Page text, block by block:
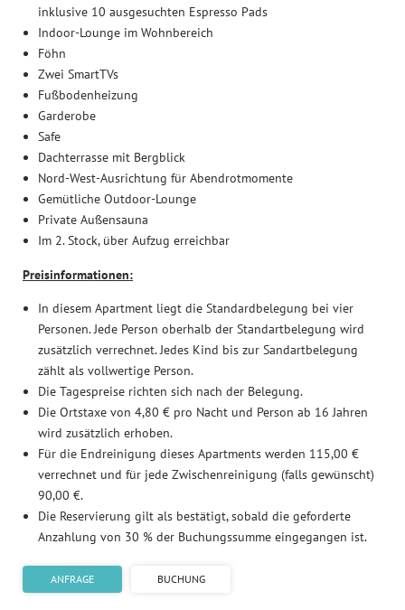
Berge erleben
Richtig entspannen
inklusive 10 ausgesuchten Espresso Pads
Indoor-Lounge im Wohnbereich
Föhn
Zwei SmartTVs
Fußbodenheizung
Garderobe
Safe
Dachterrasse mit Bergblick
Nord-West-Ausrichtung für Abendrotmomente
Gemütliche Outdoor-Lounge
Private Außensauna
Im 2. Stock, über Aufzug erreichbar
Preisinformationen:
In diesem Apartment liegt die Standardbelegung bei vier
Personen. Jede Person oberhalb der Standartbelegung wird
zusätzlich verrechnet. Jedes Kind bis zur Sandartbelegung
zählt als vollwertige Person.
Die Tagespreise richten sich nach der Belegung.
Die Ortstaxe von 4,80 € pro Nacht und Person ab 16 Jahren
wird zusätzlich erhoben.
Für die Endreinigung dieses Apartments werden 115,00 €
verrechnet und für jede Zwischenreinigung (falls gewünscht)
90,00 €.
Die Reservierung gilt als bestätigt, sobald die geforderte
Anzahlung von 30 % der Buchungssumme eingegangen ist.
ANFRAGE BUCHUNG